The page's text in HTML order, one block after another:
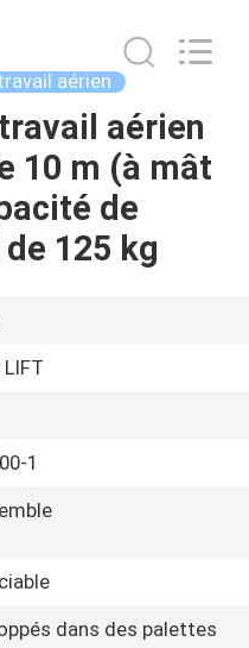
aérien
aérien
10 m (à mât
de
125 kg
LIFT
1
dans des palettes